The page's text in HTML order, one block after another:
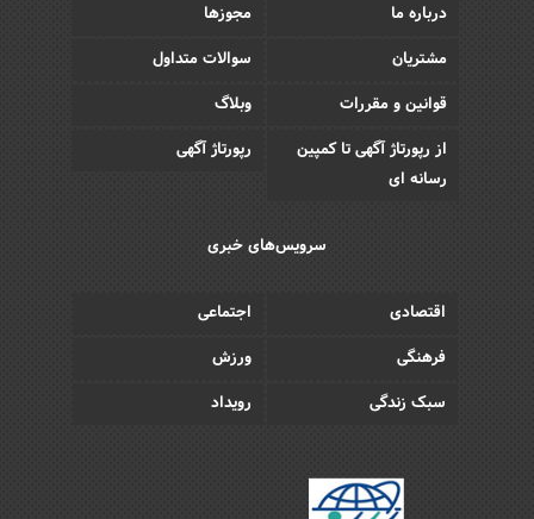
درباره ما
مجوزها
مشتریان
سوالات متداول
قوانین و مقررات
وبلاگ
از رپورتاژ آگهی تا کمپین
رسانه ای
رپورتاژ آگهی
سرویس‌های خبری
اقتصادی
اجتماعی
فرهنگی
ورزش
سبک زندگی
رویداد